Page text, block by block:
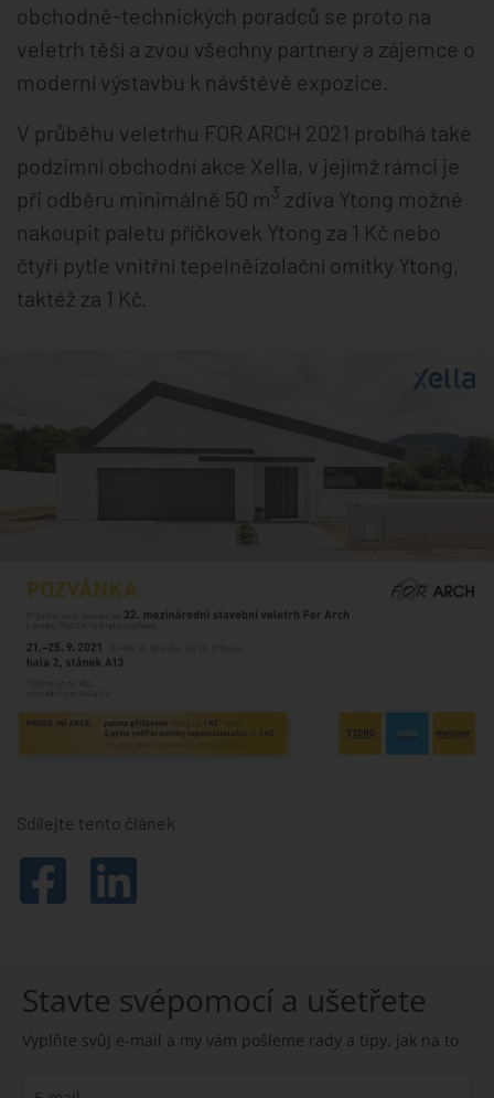
obchodně-technických poradců se proto na
veletrh těší a zvou všechny partnery a zájemce o
moderní výstavbu k návštěvě expozice.
V průběhu veletrhu FOR ARCH 2021 probíhá také
podzimní obchodní akce Xella, v jejímž rámci je
při odběru minimálně 50 m3 zdiva Ytong možné
nakoupit paletu příčkovek Ytong za 1 Kč nebo
čtyři pytle vnitřní tepelněizolační omítky Ytong,
taktéž za 1 Kč.
Sdílejte tento článek
Stavte svépomocí a ušetřete
Vyplňte svůj e-mail a my vám pošleme rady a tipy, jak na to.